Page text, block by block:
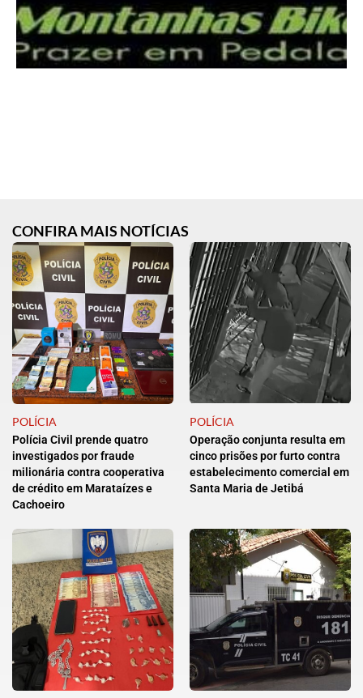
CONFIRA MAIS NOTÍCIAS
POLÍCIA
Polícia Civil prende quatro
investigados por fraude
milionária contra cooperativa
de crédito em Marataízes e
Cachoeiro
POLÍCIA
Operação conjunta resulta em
cinco prisões por furto contra
estabelecimento comercial em
Santa Maria de Jetibá